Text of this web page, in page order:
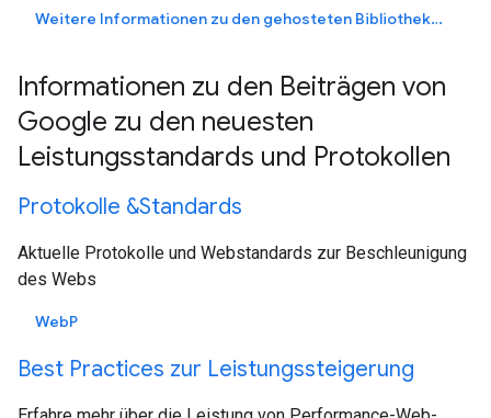
Weitere Informationen zu den gehosteten Bibliotheken
Informationen zu den Beiträgen von
Google zu den neuesten
Leistungsstandards und Protokollen
Protokolle &Standards
Aktuelle Protokolle und Webstandards zur Beschleunigung
des Webs
WebP
Best Practices zur Leistungssteigerung